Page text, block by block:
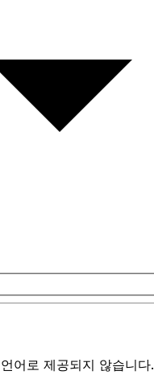
어로 제공되지 않습니다.